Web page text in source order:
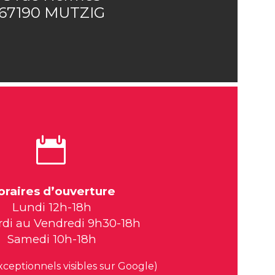
MUTZIG


d’ouverture
Lundi 12h-18h
au Vendredi 9h30-18h
Samedi 10h-18h
visibles sur Google)